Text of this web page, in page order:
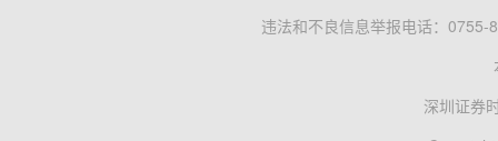
违法和不良信息举报电话：0755-
深圳证券